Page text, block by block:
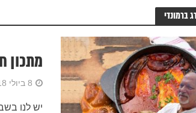
ברמונדי
מתכון
8 ביולי 2018
יש לנו